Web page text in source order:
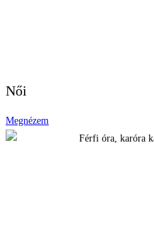
Női
Megnézem